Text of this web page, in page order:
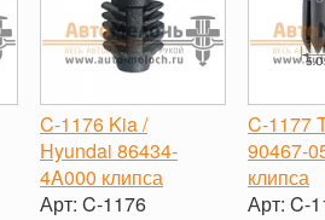
C-1176 Kia /
Hyundai 86434-
4A000 клипса
Арт: C-1176
C-1177
90467-
клипса
Арт: C-